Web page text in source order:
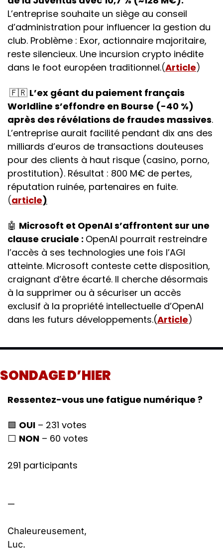
L’entreprise souhaite un siège au conseil
d’administration pour influencer la gestion du
club. Problème : Exor, actionnaire majoritaire,
reste silencieux. Une incursion crypto inédite
dans le foot européen traditionnel.(Article)
🇫🇷 L’ex géant du paiement français
Worldline s’effondre en Bourse (-40 %)
après des révélations de fraudes massives.
L’entreprise aurait facilité pendant dix ans des
milliards d’euros de transactions douteuses
pour des clients à haut risque (casino, porno,
prostitution). Résultat : 800 M€ de pertes,
réputation ruinée, partenaires en fuite.
(article)
🤖 Microsoft et OpenAI s’affrontent sur une
clause cruciale : OpenAI pourrait restreindre
l’accès à ses technologies une fois l’AGI
atteinte. Microsoft conteste cette disposition,
craignant d’être écarté. Il cherche désormais
à la supprimer ou à sécuriser un accès
exclusif à la propriété intellectuelle d’OpenAI
dans les futurs développements.(Article)
SONDAGE D’HIER
Ressentez-vous une fatigue numérique ?
🟩 OUI – 231 votes
⬜ NON – 60 votes
291 participants
—
Chaleureusement,
Luc.